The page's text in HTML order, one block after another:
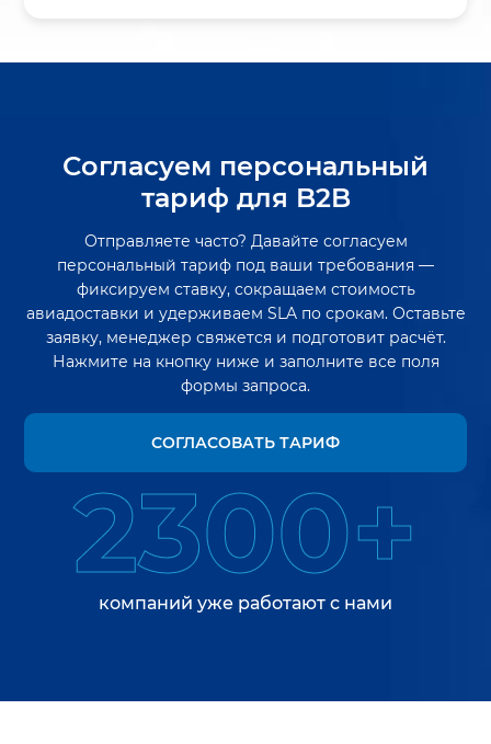
Согласуем персональный
тариф для B2B
Отправляете часто? Давайте согласуем
персональный тариф под ваши требования —
фиксируем ставку, сокращаем стоимость
авиадоставки и удерживаем SLA по срокам. Оставьте
заявку, менеджер свяжется и подготовит расчёт.
Нажмите на кнопку ниже и заполните все поля
формы запроса.
СОГЛАСОВАТЬ ТАРИФ
2300+
компаний уже работают с нами